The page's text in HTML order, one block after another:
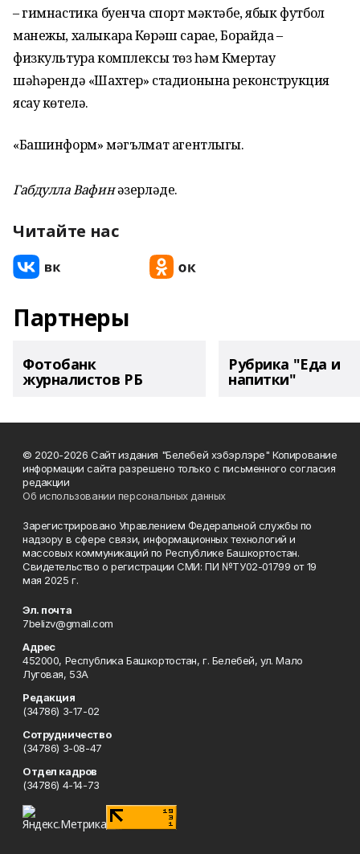
– гимнастика буенча спорт мәктәбе, ябык футбол
манежы, халыкара Көрәш сарае, Борайда –
физкультура комплексы төзү һәм Күмертау
шәһәрендә «Шахтер» стадионына реконструкция
ясау көтелә.
«Башинформ» мәгълүмат агентлыгы.
Габдулла Вафинәзерләде.
Читайте нас
Партнеры
Фотобанк
журналистов РБ
Рубрика "Еда и
напитки"
© 2020-2026 Сайт издания "Белебей хэбэрлэре" Копирование
информации сайта разрешено только с письменного согласия
редакции
Об использовании персональных данных
Зарегистрировано Управлением Федеральной службы по
надзору в сфере связи, информационных технологий и
массовых коммуникаций по Республике Башкортостан.
Свидетельство о регистрации СМИ: ПИ №ТУ02-01799 от 19
мая 2025 г.
Эл. почта
7belizv@gmail.com
Адрес
452000, Республика Башкортостан, г. Белебей, ул. Мало
Луговая, 53А
Редакция
(34786) 3-17-02
Сотрудничество
(34786) 3-08-47
Отдел кадров
(34786) 4-14-73